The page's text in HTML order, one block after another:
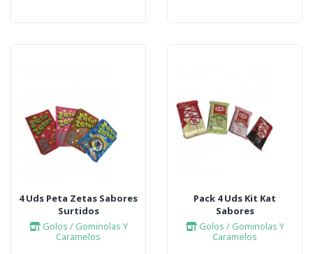
4 Uds Peta Zetas Sabores
Surtidos
Golos / Gominolas Y
Caramelos
Pack 4 Uds Kit Kat
Sabores
Golos / Gominolas Y
Caramelos